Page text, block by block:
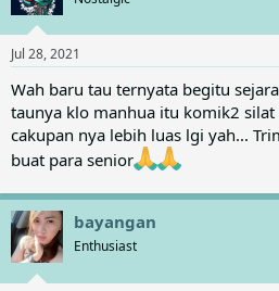
i
n
s
:
Jul 28, 2021
Wah baru tau ternyata begitu
taunya klo manhua itu komik2 silat
cakupan nya lebih luas lgi yah...
buat para senior
bayangan
Enthusiast